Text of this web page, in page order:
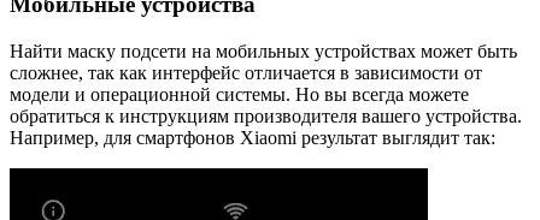
Найти маску подсети на мобильных устройствах может быть
сложнее, так как интерфейс отличается в зависимости от
модели и операционной системы. Но вы всегда можете
обратиться к инструкциям производителя вашего устройства.
Например, для смартфонов Xiaomi результат выглядит так: